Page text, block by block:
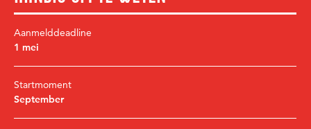
Aanmelddeadline
1 mei
Startmoment
September